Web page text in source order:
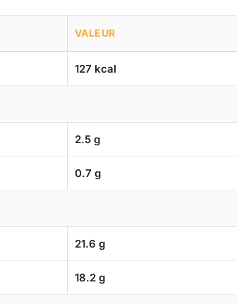
VALEUR
127 kcal
2.5 g
0.7 g
21.6 g
18.2 g